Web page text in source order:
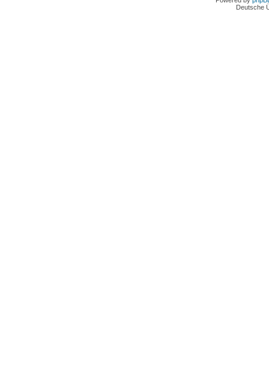
Deutsche